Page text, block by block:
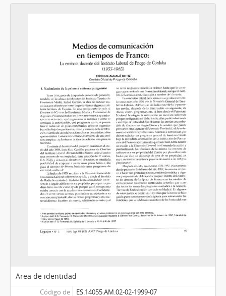
Área de identidad
Código de
ES.14055.AM.02-02-1999-07